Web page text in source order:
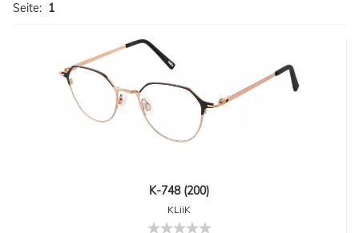
Seite: 1
K-748 (200)
KLiiK